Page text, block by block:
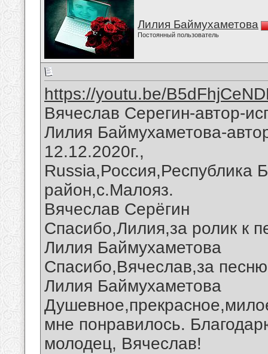
Лилия Баймухаметова
Постоянный пользователь
https://youtu.be/
Вячеслав Серегин-автор-
Лилия Баймухаметова-
12.12.2020г.,
Russia,Россия,Республика
район,с.Малояз.
Вячеслав Серёгин
Спасибо,Лилия,за ролик к
Лилия Баймухаметова
Спасибо,Вячеслав,за
Лилия Баймухаметова
мне понравилось.
молодец, Вячеслав!